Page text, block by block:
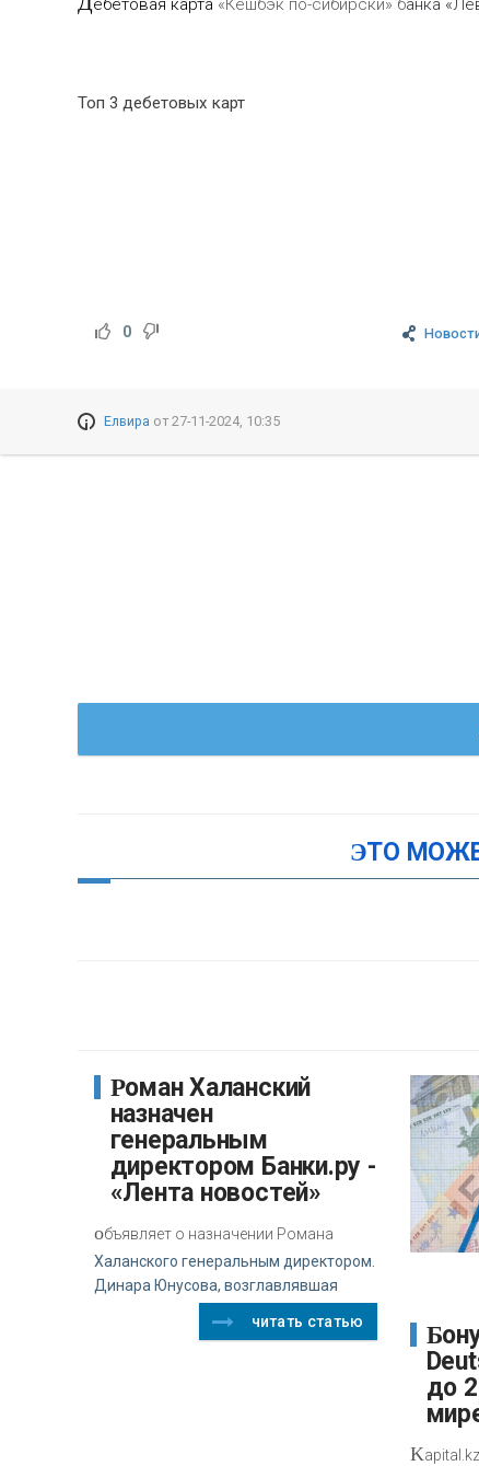
ебетовая карта «Кешбэк по-сибирски» банка
Топ 3 дебетовых карт
0
Елвира от 27-11-2024, 10:35
ЭТО
Роман Халанский
назначен
генеральным
директором Банки.ру -
«Лента новостей»
объявляет о назначении Романа
Халанского генеральным директором.
Динара Юнусова, возглавлявшая
читать статью Бонусный пул
до
K